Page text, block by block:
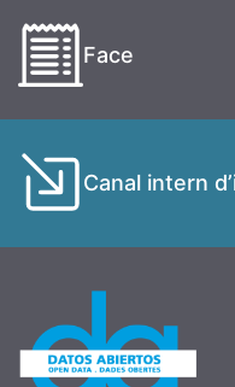
Face
Canal intern